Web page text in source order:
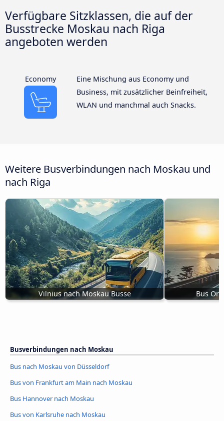
Verfügbare Sitzklassen, die auf der
Busstrecke Moskau nach Riga
angeboten werden
Economy
Eine Mischung aus Economy und
Business, mit zusätzlicher Beinfreiheit,
WLAN und manchmal auch Snacks.
Weitere Busverbindungen nach Moskau und
nach Riga
Vilnius nach Moskau Busse Bus
Busverbindungen nach Moskau
Bus nach Moskau von Düsseldorf
Bus von Frankfurt am Main nach Moskau
Bus Hannover nach Moskau
Bus von Karlsruhe nach Moskau